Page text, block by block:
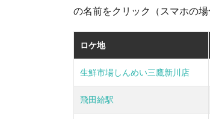
の名前をクリック（スマホの
ロケ地
生鮮市場しんめい三鷹新川店
飛田給駅